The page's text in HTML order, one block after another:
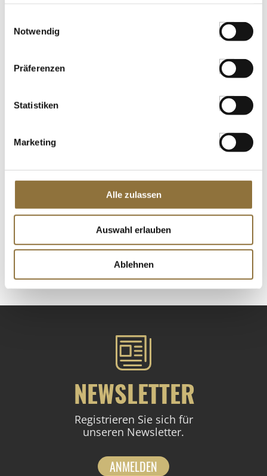
Notwendig
Präferenzen
Statistiken
Marketing
Alle zulassen
Auswahl erlauben
Ablehnen
NEWSLETTER
Registrieren Sie sich für
unseren Newsletter.
ANMELDEN